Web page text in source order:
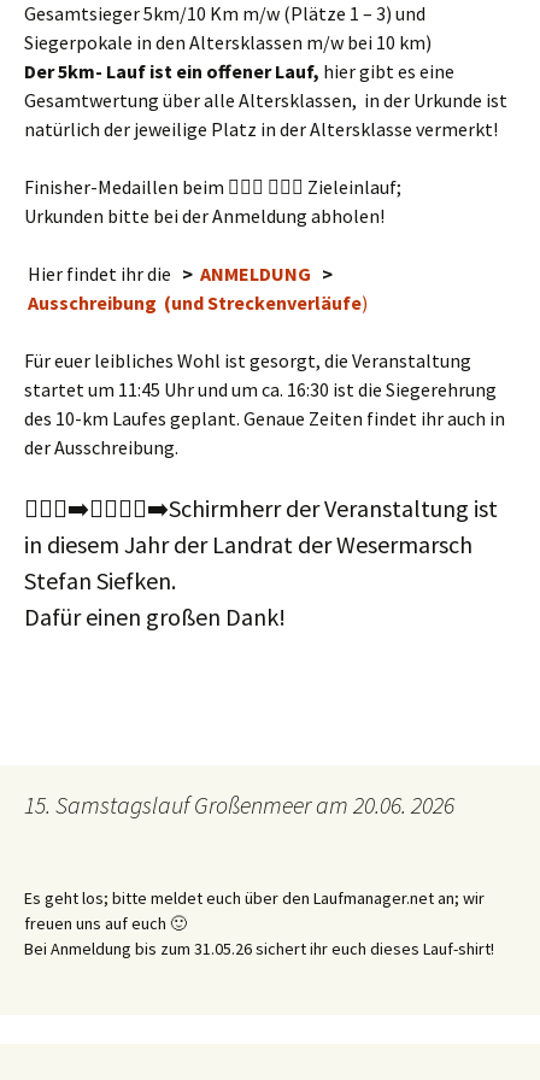
Gesamtsieger 5km/10 Km m/w (Plätze 1 – 3) und
Siegerpokale in den Altersklassen m/w bei 10 km)
Der 5km- Lauf ist ein offener Lauf, hier gibt es eine
Gesamtwertung über alle Altersklassen, in der Urkunde ist
natürlich der jeweilige Platz in der Altersklasse vermerkt!
Finisher-Medaillen beim 🏃🏽‍♂️ 🏃🏻‍♀️ Zieleinlauf;
Urkunden bitte bei der Anmeldung abholen!
Hier findet ihr die > ANMELDUNG >
Ausschreibung (und Streckenverläufe)
Für euer leibliches Wohl ist gesorgt, die Veranstaltung
startet um 11:45 Uhr und um ca. 16:30 ist die Siegerehrung
des 10-km Laufes geplant. Genaue Zeiten findet ihr auch in
der Ausschreibung.
🏃🏽‍♀️‍➡️⛱️🏃🏼‍♂️‍➡️Schirmherr der Veranstaltung ist
in diesem Jahr der Landrat der Wesermarsch
Stefan Siefken.
Dafür einen großen Dank!
15. Samstagslauf Großenmeer am 20.06. 2026
Es geht los; bitte meldet euch über den Laufmanager.net an; wir
freuen uns auf euch 🙂
Bei Anmeldung bis zum 31.05.26 sichert ihr euch dieses Lauf-shirt!